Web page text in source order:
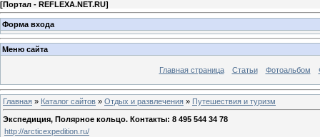
[Портал - REFLEXA.NET.RU]
Форма входа
Меню сайта
Главная страница Статьи Фотоальбом
Главная » Каталог сайтов » Отдых и развлечения » Путешествия и туризм
Экспедиция, Полярное кольцо. Контакты: 8 495 544 34 78
http://arcticexpedition.ru/